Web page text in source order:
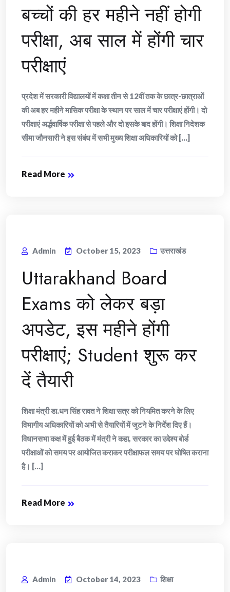
बच्चों की हर महीने नहीं होगी
परीक्षा, अब साल में होंगी चार
परीक्षाएं
प्रदेश में सरकारी विद्यालयों में कक्षा तीन से 12वीं तक के छात्र-छात्राओं
की अब हर महीने मासिक परीक्षा के स्थान पर साल में चार परीक्षाएं होंगी। दो
परीक्षाएं अर्द्धवार्षिक परीक्षा से पहले और दो इसके बाद होंगी। शिक्षा निदेशक
सीमा जौनसारी ने इस संबंध में सभी मुख्य शिक्षा अधिकारियों को [...]
Read More
Admin October 15, 2023 उत्तराखंड
Uttarakhand Board
Exams को लेकर बड़ा
अपडेट, इस महीने होंगी
परीक्षाएं; Student शुरू कर
दें तैयारी
शिक्षा मंत्री डा.धन सिंह रावत ने शिक्षा सत्र को नियमित करने के लिए
विभागीय अधिकारियों को अभी से तैयारियों में जुटने के निर्देश दिए हैं।
विधानसभा कक्ष में हुई बैठक में मंत्री ने कहा, सरकार का उद्देश्य बोर्ड
परीक्षाओं को समय पर आयोजित कराकर परीक्षाफल समय पर घोषित कराना
है। [...]
Read More
Admin October 14, 2023 शिक्षा